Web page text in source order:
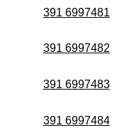
391 6997481
391 6997482
391 6997483
391 6997484